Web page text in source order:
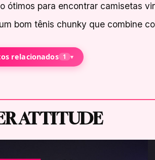
ótimos para encontrar camisetas
bom tênis chunky que combine
relacionados 1 ▾
ATTITUDE